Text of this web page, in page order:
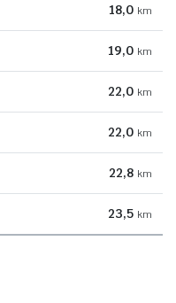
18,0 km
19,0 km
22,0 km
22,0 km
22,8 km
23,5 km